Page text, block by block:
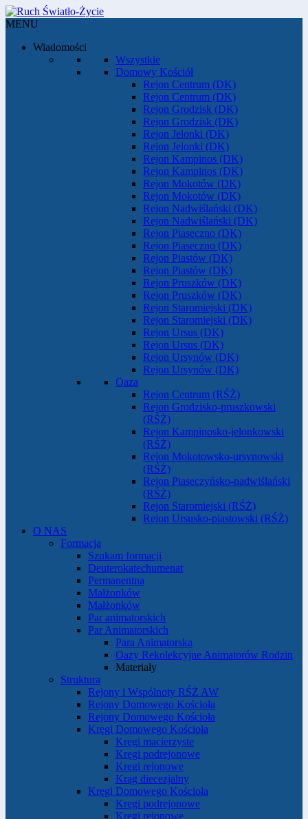
MENU
Wiadomości
Wszystkie
Domowy Kościół
Rejon Centrum (DK)
Rejon Centrum (DK)
Rejon Grodzisk (DK)
Rejon Grodzisk (DK)
Rejon Jelonki (DK)
Rejon Jelonki (DK)
Rejon Kampinos (DK)
Rejon Kampinos (DK)
Rejon Mokotów (DK)
Rejon Mokotów (DK)
Rejon Nadwiślański (DK)
Rejon Nadwiślański (DK)
Rejon Piaseczno (DK)
Rejon Piaseczno (DK)
Rejon Piastów (DK)
Rejon Piastów (DK)
Rejon Pruszków (DK)
Rejon Pruszków (DK)
Rejon Staromiejski (DK)
Rejon Staromiejski (DK)
Rejon Ursus (DK)
Rejon Ursus (DK)
Rejon Ursynów (DK)
Rejon Ursynów (DK)
Oaza
Rejon Centrum (RŚŻ)
Rejon Grodzisko-pruszkowski
(RŚŻ)
Rejon Kampinosko-jelonkowski
(RŚŻ)
Rejon Mokotowsko-ursynowski
(RŚŻ)
Rejon Piaseczyńsko-nadwiślański
(RŚŻ)
Rejon Staromiejski (RŚŻ)
Rejon Ursusko-piastowski (RŚŻ)
O NAS
Formacja
Szukam formacji
Deuterokatechumenat
Permanentna
Małżonków
Małżonków
Par animatorskich
Par Animatorskich
Para Animatorska
Oazy Rekolekcyjne Animatorów Rodzin
Materiały
Struktura
Rejony i Wspólnoty RŚŻ AW
Rejony Domowego Kościoła
Rejony Domowego Kościoła
Kręgi Domowego Kościoła
Kręgi macierzyste
Kręgi podrejonowe
Kręgi rejonowe
Krąg diecezjalny
Kręgi Domowego Kościoła
Kręgi podrejonowe
Kręgi rejonowe